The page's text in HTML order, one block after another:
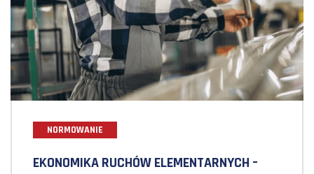
NORMOWANIE
EKONOMIKA RUCHÓW ELEMENTARNYCH –